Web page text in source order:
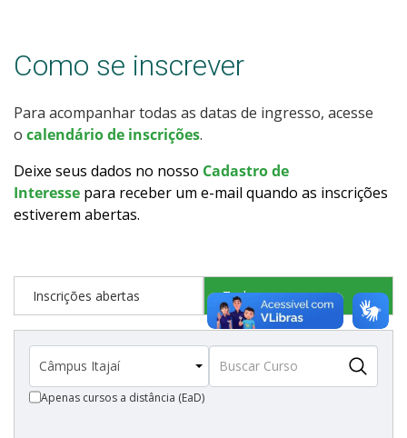
Resultados
Resultados Vagas Remanescentes
Calendário de inscrições
Cotas
Inscrições e acompanhamento
Vagas Ociosas
Como se inscrever
Para acompanhar todas as datas de ingresso, acesse
o calendário de inscrições.
Deixe seus dados no nosso Cadastro de
Interesse para receber um e-mail quando as inscrições
estiverem abertas.
Inscrições abertas Todos os cursos
Apenas cursos a distância (EaD)